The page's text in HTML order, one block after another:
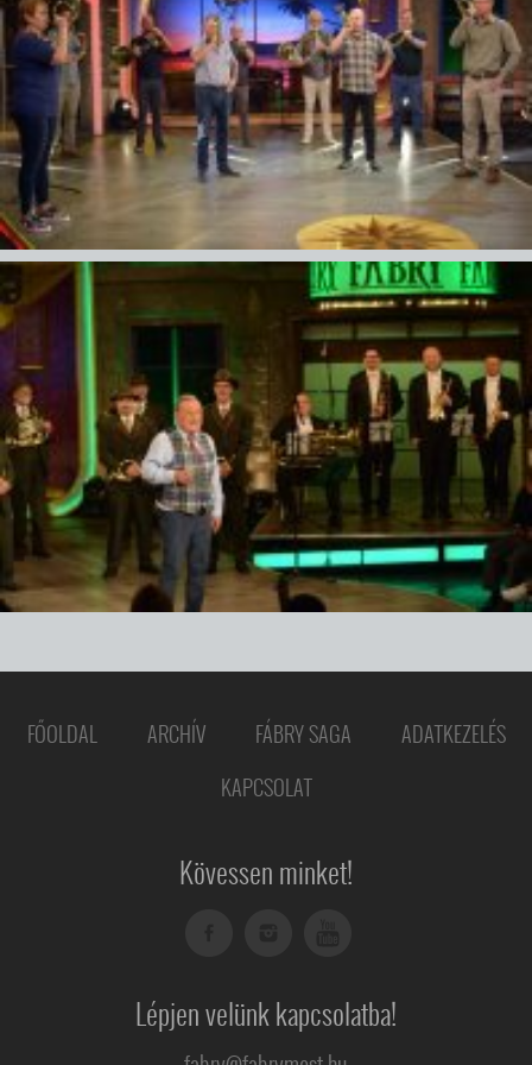
FŐOLDAL ARCHÍV FÁBRY SAGA
ADATKEZELÉS
KAPCSOLAT
Kövessen minket!
Lépjen velünk kapcsolatba!